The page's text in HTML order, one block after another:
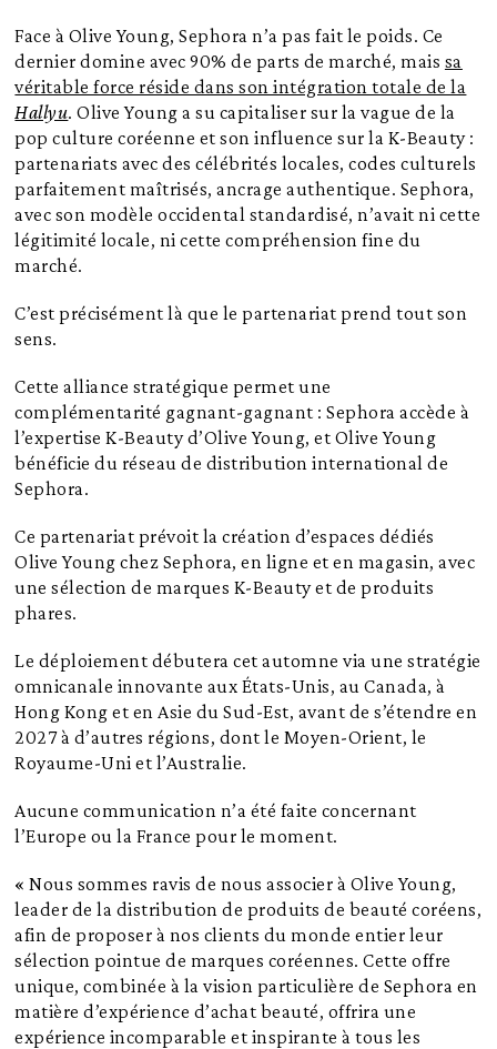
Face à Olive Young, Sephora n’a pas fait le poids. Ce
dernier domine avec 90% de parts de marché, mais sa
véritable force réside dans son intégration totale de la
Hallyu. Olive Young a su capitaliser sur la vague de la
pop culture coréenne et son influence sur la K-Beauty :
partenariats avec des célébrités locales, codes culturels
parfaitement maîtrisés, ancrage authentique. Sephora,
avec son modèle occidental standardisé, n’avait ni cette
légitimité locale, ni cette compréhension fine du
marché.
C’est précisément là que le partenariat prend tout son
sens.
Cette alliance stratégique permet une
complémentarité gagnant-gagnant : Sephora accède à
l’expertise K-Beauty d’Olive Young, et Olive Young
bénéficie du réseau de distribution international de
Sephora.
Ce partenariat prévoit la création d’espaces dédiés
Olive Young chez Sephora, en ligne et en magasin, avec
une sélection de marques K-Beauty et de produits
phares.
Le déploiement débutera cet automne via une stratégie
omnicanale innovante aux États-Unis, au Canada, à
Hong Kong et en Asie du Sud-Est, avant de s’étendre en
2027 à d’autres régions, dont le Moyen-Orient, le
Royaume-Uni et l’Australie.
Aucune communication n’a été faite concernant
l’Europe ou la France pour le moment.
« Nous sommes ravis de nous associer à Olive Young,
leader de la distribution de produits de beauté coréens,
afin de proposer à nos clients du monde entier leur
sélection pointue de marques coréennes. Cette offre
unique, combinée à la vision particulière de Sephora en
matière d’expérience d’achat beauté, offrira une
expérience incomparable et inspirante à tous les